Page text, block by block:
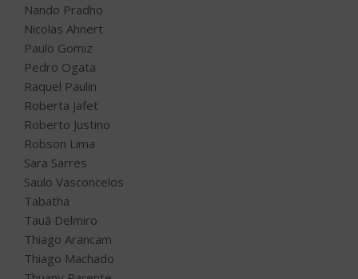
Nando Pradho
Nicolas Ahnert
Paulo Gomiz
Pedro Ogata
Raquel Paulin
Roberta Jafet
Roberto Justino
Robson Lima
Sara Sarres
Saulo Vasconcelos
Tabatha
Tauã Delmiro
Thiago Arancam
Thiago Machado